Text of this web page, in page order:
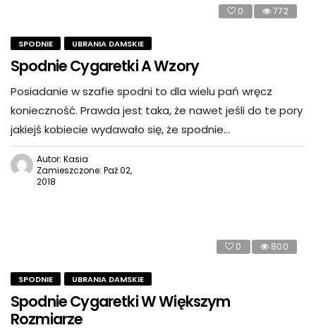
0 772
SPODNIE UBRANIA DAMSKIE
Spodnie Cygaretki A Wzory
Posiadanie w szafie spodni to dla wielu pań wręcz
konieczność. Prawda jest taka, że nawet jeśli do te pory
jakiejś kobiecie wydawało się, że spodnie…
Autor: Kasia
Zamieszczone: Paź 02,
2018
0 800
SPODNIE UBRANIA DAMSKIE
Spodnie Cygaretki W Większym
Rozmiarze